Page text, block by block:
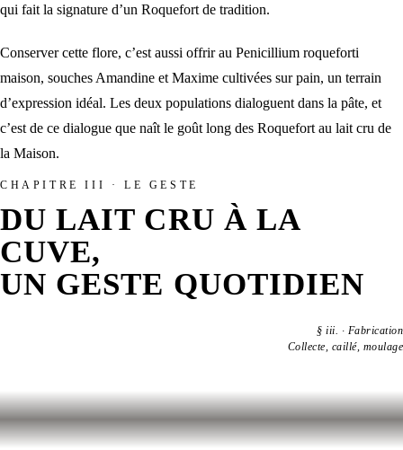
qui fait la signature d’un Roquefort de tradition.
Conserver cette flore, c’est aussi offrir au Penicillium roqueforti
maison, souches Amandine et Maxime cultivées sur pain, un terrain
d’expression idéal. Les deux populations dialoguent dans la pâte, et
c’est de ce dialogue que naît le goût long des Roquefort au lait cru de
la Maison.
CHAPITRE III · LE GESTE
DU LAIT CRU À LA
CUVE,
UN GESTE QUOTIDIEN
§ iii. · Fabrication
Collecte, caillé, moulage